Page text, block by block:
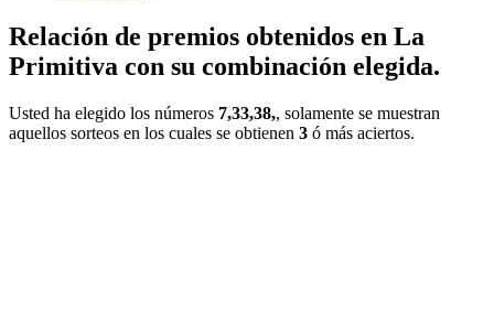
Relación de premios obtenidos en La
Primitiva con su combinación elegida.
Usted ha elegido los números 7,33,38,, solamente se muestran
aquellos sorteos en los cuales se obtienen 3 ó más aciertos.